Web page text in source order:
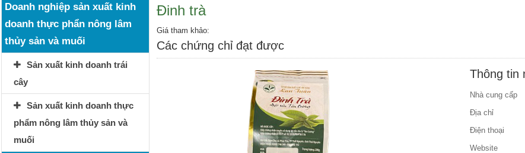
Doanh nghiệp sản xuất kinh
doanh thực phẩn nông lâm
thủy sản và muối
Sản xuất kinh doanh trái
cây
Sản xuất kinh doanh thực
phẩm nông lâm thủy sản và
muối
Đinh trà
Giá tham khảo:
Các chứng chỉ đạt được
Thông tin
Nhà cung cấp
Địa chỉ
Điện thoại
Website